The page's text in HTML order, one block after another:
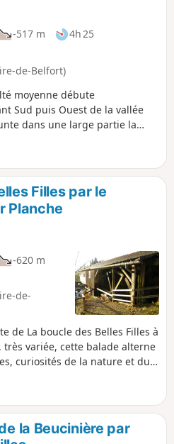
-517 m
4h 25
de-Belfort)
moyenne débute
Sud puis Ouest de la vallée
dans une large partie la
divers hameaux et collines
également divers points
grands arbres feuillus et
et accueillante.
Filles par le
Planche
-620 m
de-
de La boucle des Belles Filles à
très variée, cette balade alterne
curiosités de la nature et du
elle permet de comprendre la
des Belles Filles.
la Beucinière par